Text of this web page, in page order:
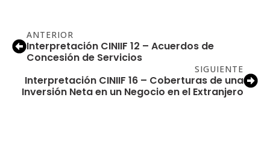
ANTERIOR
Interpretación CINIIF 12 – Acuerdos de
Concesión de Servicios
SIGUIENTE
Interpretación CINIIF 16 – Coberturas de una
Inversión Neta en un Negocio en el Extranjero